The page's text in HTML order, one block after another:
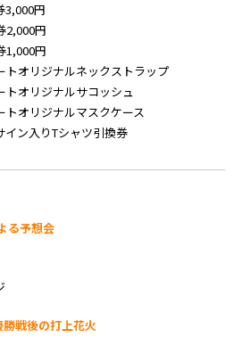
円
円
円
リジナルネックストラップ
リジナルサコッシュ
リジナルマスクケース
ン入りTシャツ引換券
る予想会
戦後の打上花火